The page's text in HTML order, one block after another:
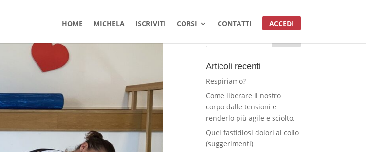
HOME MICHELA ISCRIVITI CORSI CONTATTI ACCEDI
Articoli recenti
Respiriamo?
Come liberare il nostro
corpo dalle tensioni e
renderlo più agile e sciolto.
Quei fastidiosi dolori al collo
(suggerimenti)